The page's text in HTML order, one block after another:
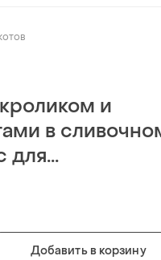
и
в
для...
Добавить в корзину